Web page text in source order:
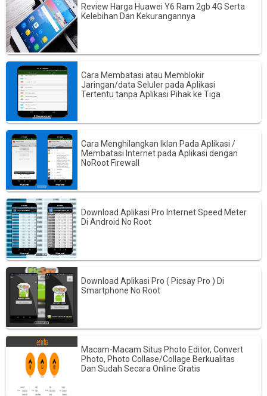
Review Harga Huawei Y6 Ram 2gb 4G Serta
Kelebihan Dan Kekurangannya
Cara Membatasi atau Memblokir
Jaringan/data Seluler pada Aplikasi
Tertentu tanpa Aplikasi Pihak ke Tiga
Cara Menghilangkan Iklan Pada Aplikasi /
Membatasi Internet pada Aplikasi dengan
NoRoot Firewall
Download Aplikasi Pro Internet Speed Meter
Di Android No Root
Download Aplikasi Pro ( Picsay Pro ) Di
Smartphone No Root
Macam-Macam Situs Photo Editor, Convert
Photo, Photo Collase/Collage Berkualitas
Dan Sudah Secara Online Gratis